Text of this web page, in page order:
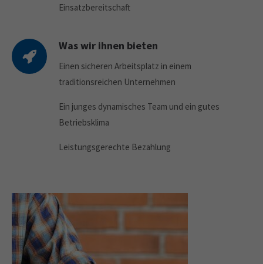
Einsatzbereitschaft
Was wir ihnen bieten
Einen sicheren Arbeitsplatz in einem
traditionsreichen Unternehmen
Ein junges dynamisches Team und ein gutes
Betriebsklima
Leistungsgerechte Bezahlung